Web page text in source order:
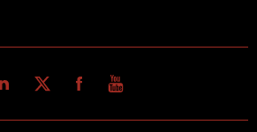
TWITTERFACEBOOK
YOUTUBE